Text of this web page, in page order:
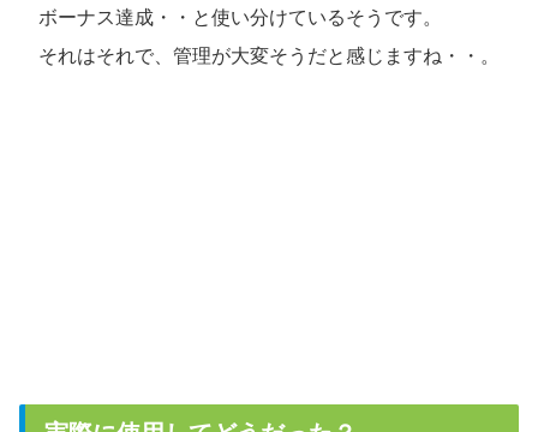
ボーナス達成・・と使い分けているそうです。
それはそれで、管理が大変そうだと感じますね・・。